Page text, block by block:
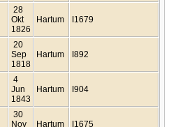
28
Okt
1826
Hartum I1679
20
Sep
1818
Hartum I892
4
Jun
1843
Hartum I904
30
Nov
Hartum I1675